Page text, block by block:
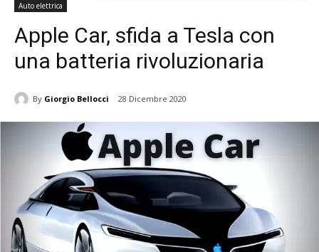
Auto elettrica
Apple Car, sfida a Tesla con
una batteria rivoluzionaria
By Giorgio Bellocci 28 Dicembre 2020